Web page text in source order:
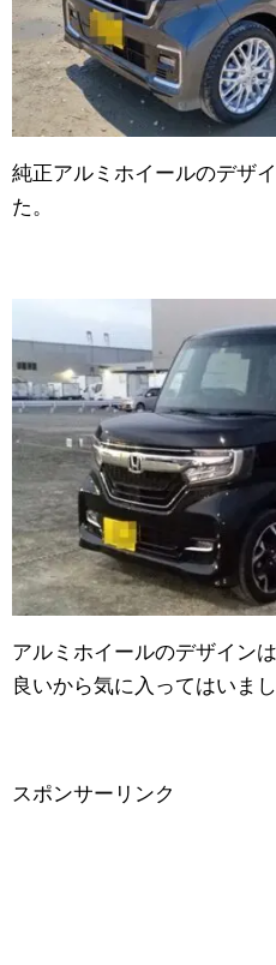
純正アルミホイールのデザ
た。
アルミホイールのデザイン
良いから気に入ってはいまし
スポンサーリンク